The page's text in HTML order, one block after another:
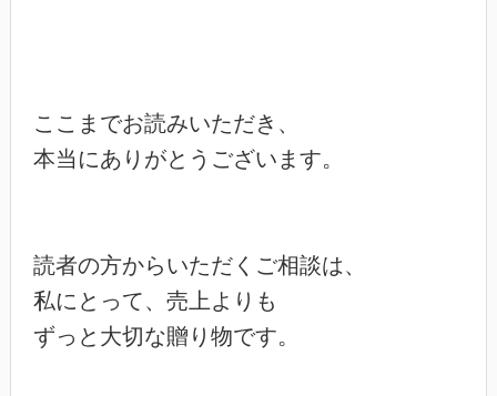
ここまでお読みいただき、
本当にありがとうございます。
読者の方からいただくご相談は、
私にとって、売上よりも
ずっと大切な贈り物です。